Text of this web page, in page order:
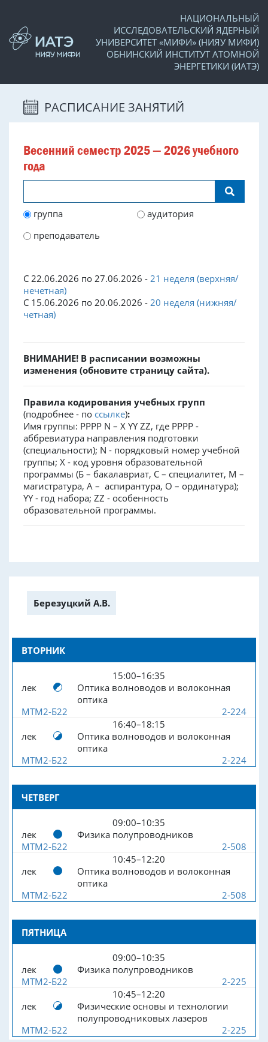
НАЦИОНАЛЬНЫЙ
ИССЛЕДОВАТЕЛЬСКИЙ ЯДЕРНЫЙ
УНИВЕРСИТЕТ «МИФИ» (НИЯУ МИФИ)
ОБНИНСКИЙ ИНСТИТУТ АТОМНОЙ
ЭНЕРГЕТИКИ (ИАТЭ)
РАСПИСАНИЕ ЗАНЯТИЙ
Весенний семестр 2025 — 2026 учебного
года
группа
аудитория
преподаватель
С 22.06.2026 по 27.06.2026 - 21 неделя (верхняя/
нечетная)
С 15.06.2026 по 20.06.2026 - 20 неделя (нижняя/
четная)
ВНИМАНИЕ! В расписании возможны
изменения (обновите страницу сайта).
Правила кодирования учебных групп
(подробнее - по ссылке):
Имя группы: PPPP N – X YY ZZ, где PPPP -
аббревиатура направления подготовки
(специальности); N - порядковый номер учебной
группы; X - код уровня образовательной
программы (Б – бакалавриат, С – специалитет, М –
магистратура, А – аспирантура, О – ординатура);
YY - год набора; ZZ - особенность
образовательной программы.
Березуцкий А.В.
ВТОРНИК
15:00–16:35
лек
Оптика волноводов и волоконная
оптика
МТМ2-Б22
2-224
16:40–18:15
лек
Оптика волноводов и волоконная
оптика
МТМ2-Б22
2-224
ЧЕТВЕРГ
09:00–10:35
лек
Физика полупроводников
МТМ2-Б22
2-508
10:45–12:20
лек
Оптика волноводов и волоконная
оптика
МТМ2-Б22
2-508
ПЯТНИЦА
09:00–10:35
лек
Физика полупроводников
МТМ2-Б22
2-225
10:45–12:20
лек
Физические основы и технологии
полупроводниковых лазеров
МТМ2-Б22
2-225